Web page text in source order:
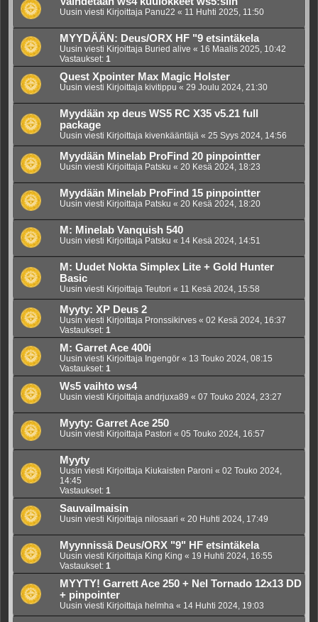
Uusin viesti Kirjoittaja Panu22 « 11 Huhti 2025, 11:50
MYYDÄÄN: Deus/ORX HF "9 etsintäkela
Uusin viesti Kirjoittaja Buried alive « 16 Maalis 2025, 10:42
Vastaukset: 1
Quest Xpointer Max Magic Holster
Uusin viesti Kirjoittaja kivitippu « 29 Joulu 2024, 21:30
Myydään xp deus WS5 RC X35 v5.21 full
package
Uusin viesti Kirjoittaja kivenkääntäjä « 25 Syys 2024, 14:56
Myydään Minelab ProFind 20 pinpointter
Uusin viesti Kirjoittaja Patsku « 20 Kesä 2024, 18:23
Myydään Minelab ProFind 15 pinpointter
Uusin viesti Kirjoittaja Patsku « 20 Kesä 2024, 18:20
M: Minelab Vanquish 540
Uusin viesti Kirjoittaja Patsku « 14 Kesä 2024, 14:51
M: Uudet Nokta Simplex Lite + Gold Hunter
Basic
Uusin viesti Kirjoittaja Teutori « 11 Kesä 2024, 15:58
Myyty: XP Deus 2
Uusin viesti Kirjoittaja Pronssikirves « 02 Kesä 2024, 16:37
Vastaukset: 1
M: Garret Ace 400i
Uusin viesti Kirjoittaja Ingengör « 13 Touko 2024, 08:15
Vastaukset: 1
Ws5 vaihto ws4
Uusin viesti Kirjoittaja andrjuxa89 « 07 Touko 2024, 23:27
Myyty: Garret Ace 250
Uusin viesti Kirjoittaja Pastori « 05 Touko 2024, 16:57
Myyty
Uusin viesti Kirjoittaja Kiukaisten Paroni « 02 Touko 2024,
14:45
Vastaukset: 1
Sauvailmaisin
Uusin viesti Kirjoittaja nilosaari « 20 Huhti 2024, 17:49
Myynnissä Deus/ORX "9" HF etsintäkela
Uusin viesti Kirjoittaja King King « 19 Huhti 2024, 16:55
Vastaukset: 1
MYYTY! Garrett Ace 250 + Nel Tornado 12x13 DD
+ pinpointer
Uusin viesti Kirjoittaja helmha « 14 Huhti 2024, 19:03